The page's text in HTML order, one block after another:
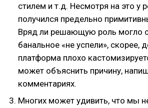
стилем и т.д. Несмотря на это у
получился предельно
Вряд ли решающую роль могло
банальное «не успели», скорее,
платформа плохо
может объяснить причину,
комментариях.
Многих может удивить, что мы